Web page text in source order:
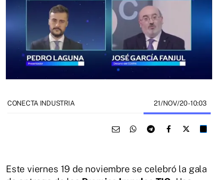
CONECTA INDUSTRIA 21/NOV/20- 10:03
Este viernes 19 de noviembre se celebró la gala